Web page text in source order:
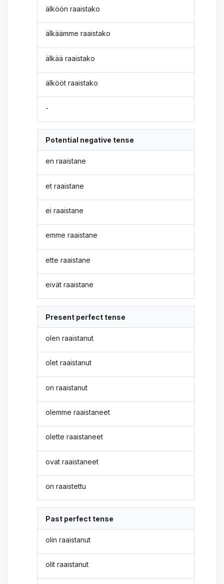
älköön raaistako
älkäämme raaistako
älkää raaistako
älkööt raaistako
-
Potential negative tense
en raaistane
et raaistane
ei raaistane
emme raaistane
ette raaistane
eivät raaistane
Present perfect tense
olen raaistanut
olet raaistanut
on raaistanut
olemme raaistaneet
olette raaistaneet
ovat raaistaneet
on raaistettu
Past perfect tense
olin raaistanut
olit raaistanut